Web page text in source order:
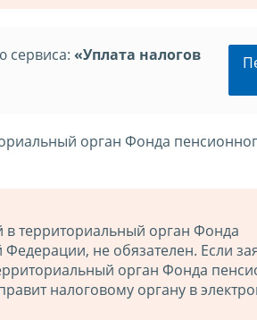
сервиса: «Уплата налогов
орган Фонда
территориальный орган Фонда
не обязателен. Если
орган Фонда
налоговому органу в